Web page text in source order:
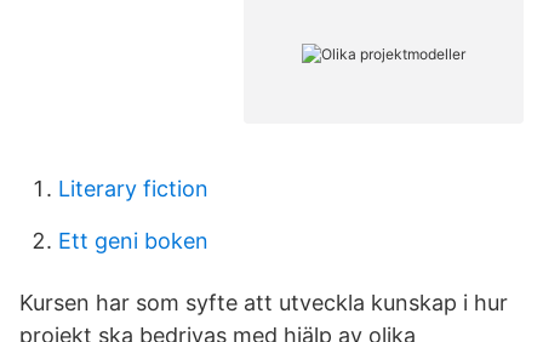
Literary fiction
Ett geni boken
Kursen har som syfte att utveckla kunskap i hur
projekt ska bedrivas med hjälp av olika